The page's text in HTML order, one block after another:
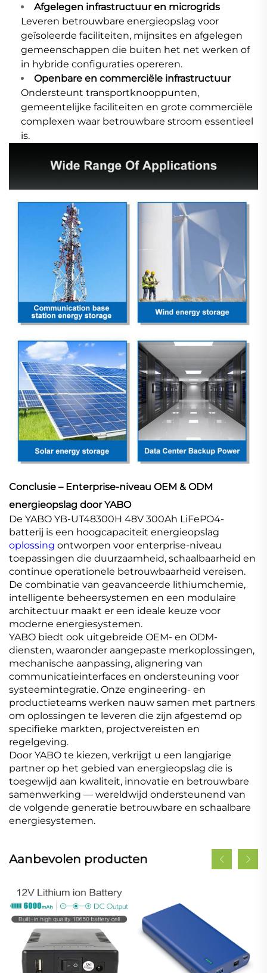
Afgelegen infrastructuur en microgrids
Leveren betrouwbare energieopslag voor
geïsoleerde faciliteiten, mijnsites en afgelegen
gemeenschappen die buiten het net werken of
in hybride configuraties opereren.
Openbare en commerciële infrastructuur
Ondersteunt transportknooppunten,
gemeentelijke faciliteiten en grote commerciële
complexen waar betrouwbare stroom essentieel
is.
Conclusie – Enterprise-niveau OEM & ODM
energieopslag door YABO
De YABO YB-UT48300H 48V 300Ah LiFePO4-
batterij is een hoogcapaciteit energieopslag
oplossing ontworpen voor enterprise-niveau
toepassingen die duurzaamheid, schaalbaarheid en
continue operationele betrouwbaarheid vereisen.
De combinatie van geavanceerde lithiumchemie,
intelligente beheersystemen en een modulaire
architectuur maakt er een ideale keuze voor
moderne energiesystemen.
YABO biedt ook uitgebreide OEM- en ODM-
diensten, waaronder aangepaste merkoplossingen,
mechanische aanpassing, alignering van
communicatieinterfaces en ondersteuning voor
systeemintegratie. Onze engineering- en
productieteams werken nauw samen met partners
om oplossingen te leveren die zijn afgestemd op
specifieke markten, projectvereisten en
regelgeving.
Door YABO te kiezen, verkrijgt u een langjarige
partner op het gebied van energieopslag die is
toegewijd aan kwaliteit, innovatie en betrouwbare
samenwerking — wereldwijd ondersteunend van
de volgende generatie betrouwbare en schaalbare
energiesystemen.
Aanbevolen producten